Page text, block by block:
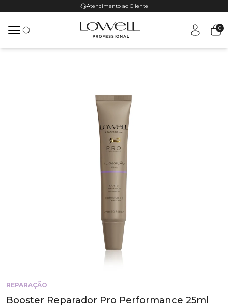
Atendimento ao Cliente
0
REPARAÇÃO
Booster Reparador Pro Performance 25ml